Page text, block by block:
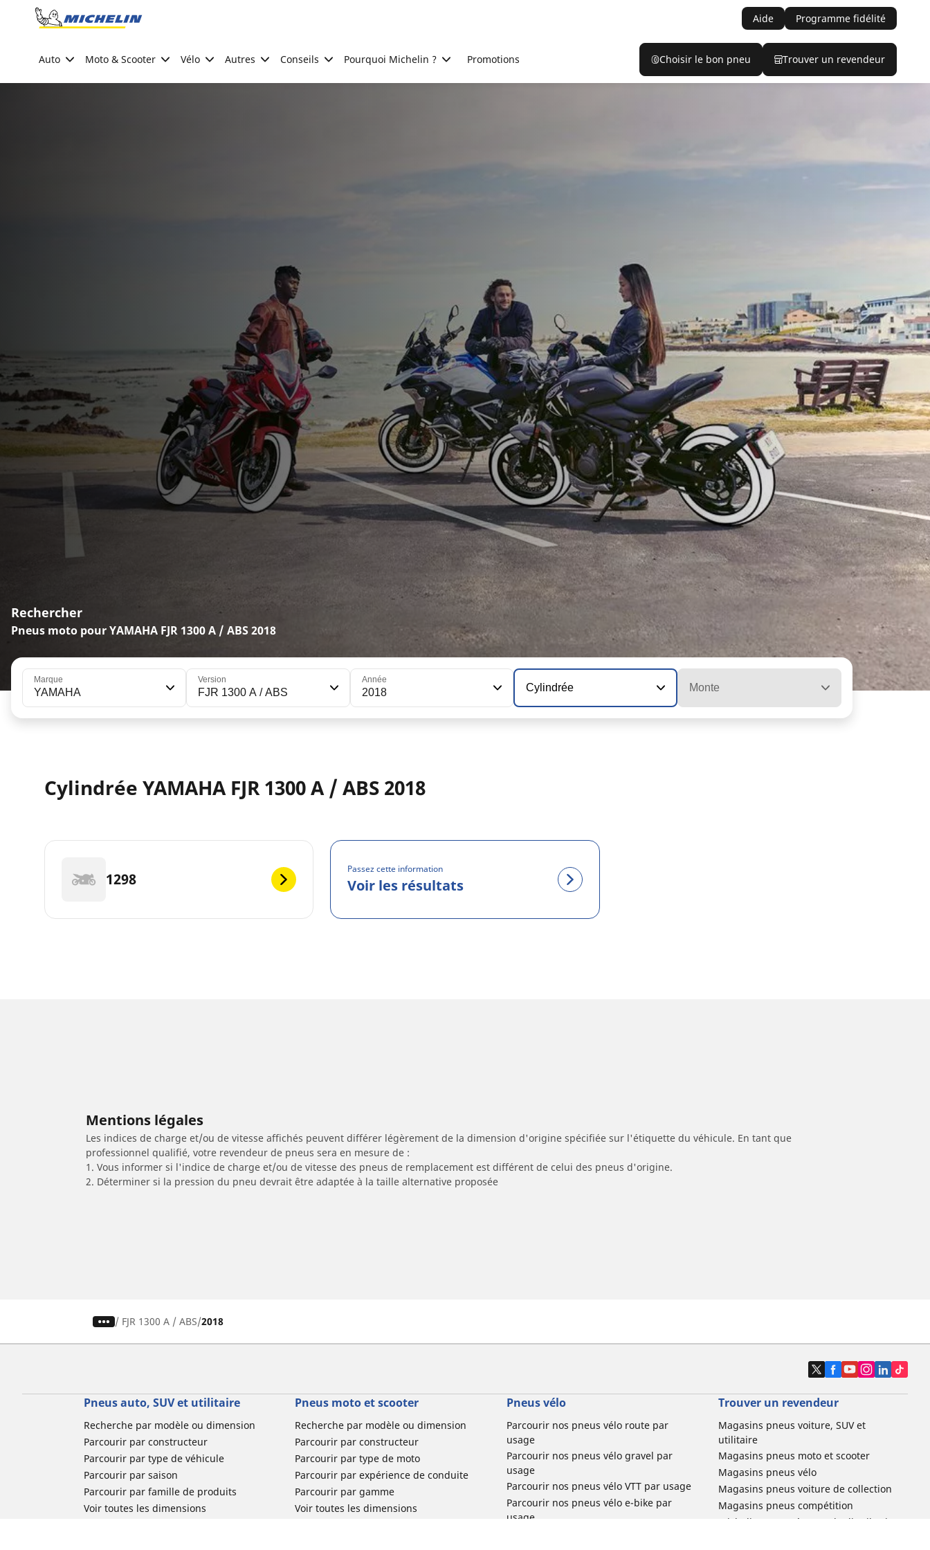
Go to page content
Aide Programme fidélité
Auto Moto & Scooter Vélo Autres Conseils Pourquoi Michelin ? Promotions Choisir le bon pneu Trouver un revendeur
Rechercher
Pneus moto pour YAMAHA FJR 1300 A / ABS 2018
Marque
YAMAHA
Version
FJR 1300 A / ABS
Année
2018 Cylindrée Monte
Cylindrée YAMAHA FJR 1300 A / ABS 2018
1298
Passez cette information
Voir les résultats
Mentions légales
Les indices de charge et/ou de vitesse affichés peuvent différer légèrement de la dimension d'origine spécifiée sur l'étiquette du véhicule. En tant que
professionnel qualifié, votre revendeur de pneus sera en mesure de :
1. Vous informer si l'indice de charge et/ou de vitesse des pneus de remplacement est différent de celui des pneus d'origine.
2. Déterminer si la pression du pneu devrait être adaptée à la taille alternative proposée
/ FJR 1300 A / ABS 2018
Pneus auto, SUV et utilitaire
Recherche par modèle ou dimension
Parcourir par constructeur
Parcourir par type de véhicule
Parcourir par saison
Parcourir par famille de produits
Voir toutes les dimensions
Pneus moto et scooter
Recherche par modèle ou dimension
Parcourir par constructeur
Parcourir par type de moto
Parcourir par expérience de conduite
Parcourir par gamme
Voir toutes les dimensions
Pneus vélo
Parcourir nos pneus vélo route par
usage
Parcourir nos pneus vélo gravel par
usage
Parcourir nos pneus vélo VTT par usage
Parcourir nos pneus vélo e-bike par
usage
Trouver un revendeur
Magasins pneus voiture, SUV et
utilitaire
Magasins pneus moto et scooter
Magasins pneus vélo
Magasins pneus voiture de collection
Magasins pneus compétition
Michelin et ses réseaux de distribution